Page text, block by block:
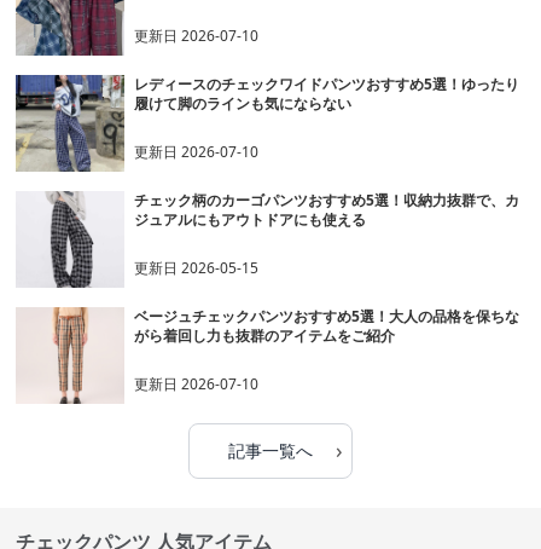
更新日2026-07-10
レディースのチェックワイドパンツおすすめ5選！ゆったり
履けて脚のラインも気にならない
更新日2026-07-10
チェック柄のカーゴパンツおすすめ5選！収納力抜群で、カ
ジュアルにもアウトドアにも使える
更新日2026-05-15
ベージュチェックパンツおすすめ5選！大人の品格を保ちな
がら着回し力も抜群のアイテムをご紹介
更新日2026-07-10
記事一覧へ ›
チェックパンツ 人気アイテム